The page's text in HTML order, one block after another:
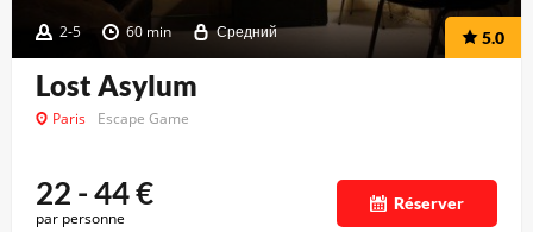
2-5 60 min Средний 5.0
Lost Asylum
Paris Escape Game
22 - 44€
par personne
Réserver